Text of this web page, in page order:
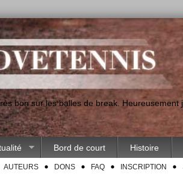
bon sur les balles de break.
Bord de court Histoire
AUTEURS DONS FAQ INSCRIPTION